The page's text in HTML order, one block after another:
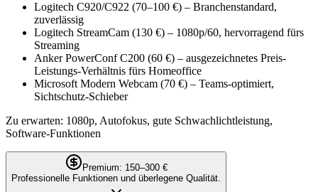
Logitech C920/C922 (70–100 €) – Branchenstandard,
zuverlässig
Logitech StreamCam (130 €) – 1080p/60, hervorragend fürs
Streaming
Anker PowerConf C200 (60 €) – ausgezeichnetes Preis-
Leistungs-Verhältnis fürs Homeoffice
Microsoft Modern Webcam (70 €) – Teams-optimiert,
Sichtschutz-Schieber
Zu erwarten: 1080p, Autofokus, gute Schwachlichtleistung,
Software-Funktionen
Premium: 150–300 €
Professionelle Funktionen und überlegene Qualität.